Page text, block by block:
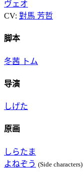
ヴェオ
CV: 對馬 芳哲
脚本
冬茜 トム
导演
しげた
原画
しらたま
よねぞう (Side characters)